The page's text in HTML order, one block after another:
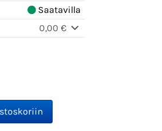
Saatavilla
0,00 €